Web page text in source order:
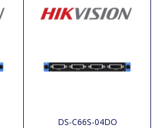
DS-C66S-04DO